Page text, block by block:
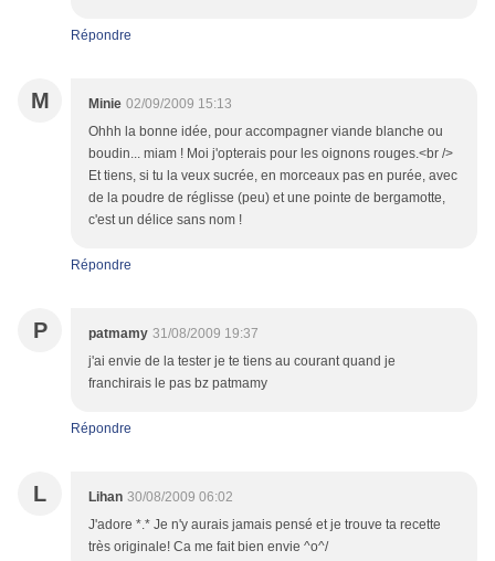
Répondre
M Minie 02/09/2009 15:13
Ohhh la bonne idée, pour accompagner viande blanche ou
boudin... miam ! Moi j'opterais pour les oignons rouges.<br />
Et tiens, si tu la veux sucrée, en morceaux pas en purée, avec
de la poudre de réglisse (peu) et une pointe de bergamotte,
c'est un délice sans nom !
Répondre
P patmamy 31/08/2009 19:37
j'ai envie de la tester je te tiens au courant quand je
franchirais le pas bz patmamy
Répondre
L Lihan 30/08/2009 06:02
J'adore *.* Je n'y aurais jamais pensé et je trouve ta recette
très originale! Ca me fait bien envie ^o^/